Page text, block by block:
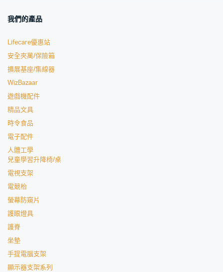
我們的產品
Lifecare優惠站
安全夾萬/保險箱
擴展基座/集線器
WizBazaar
遊戲機配件
精品文具
時令食品
電子配件
人體工學
兒童學習升降椅/桌
電視支架
電競枱
螢幕防窺片
護眼燈具
護脊
坐墊
手提電腦支架
顯示器支架系列